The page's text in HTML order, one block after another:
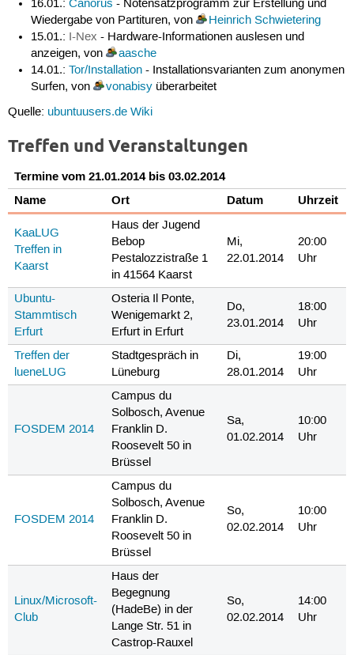
16.01.:Canorus - Notensatzprogramm zur Erstellung und
Wiedergabe von Partituren, von
Heinrich Schwietering
15.01.: I-Nex - Hardware-Informationen auslesen und
anzeigen, von
aasche
14.01.:Tor/Installation - Installationsvarianten zum anonymen
Surfen, von
vonabisy überarbeitet
Quelle: ubuntuusers.de Wiki
Treffen und Veranstaltungen
Termine vom 21.01.2014 bis 03.02.2014
Name
Ort Datum Uhrzeit
KaaLUG
Treffen in
Kaarst
Haus der Jugend
Bebop
Pestalozzistraße 1
in 41564 Kaarst
Mi,
22.01.2014
20:00
Uhr
Ubuntu-
Stammtisch
Erfurt
Osteria Il Ponte,
Wenigemarkt 2,
Erfurt in Erfurt
Do,
23.01.2014
18:00
Uhr
Treffen der
lueneLUG
Stadtgespräch in
Lüneburg
Di,
28.01.2014
19:00
Uhr
FOSDEM 2014
Campus du
Solbosch, Avenue
Franklin D.
Roosevelt 50 in
Brüssel
Sa,
01.02.2014
10:00
Uhr
FOSDEM 2014
Campus du
Solbosch, Avenue
Franklin D.
Roosevelt 50 in
Brüssel
So,
02.02.2014
10:00
Uhr
Linux/Microsoft-
Club
Haus der
Begegnung
(HadeBe) in der
Lange Str. 51 in
Castrop-Rauxel
So,
02.02.2014
14:00
Uhr